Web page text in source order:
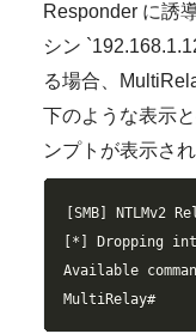
Responder に誘
シン
る場合、
下のような表示
ンプトが表示さ
[SMB]
[*] Dropping
Available
MultiRelay#